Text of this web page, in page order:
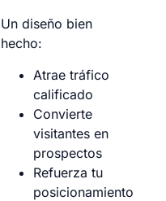
Un diseño bien
hecho:
Atrae tráfico
calificado
Convierte
visitantes en
prospectos
Refuerza tu
posicionamiento